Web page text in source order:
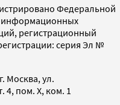
Федеральной
информационных
регистрационный
серия Эл №
Москва, ул.
4, пом. X, ком. 1